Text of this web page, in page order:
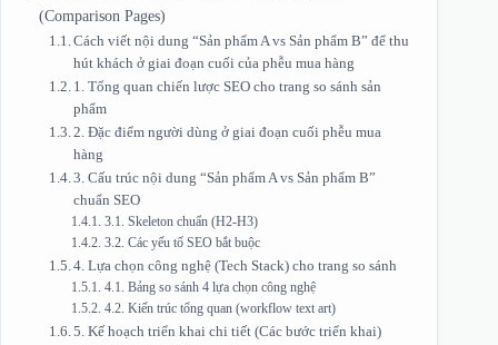
(Comparison Pages)
Cách viết nội dung “Sản phẩm A vs Sản phẩm B” để thu
hút khách ở giai đoạn cuối của phễu mua hàng
1. Tổng quan chiến lược SEO cho trang so sánh sản
phẩm
2. Đặc điểm người dùng ở giai đoạn cuối phễu mua
hàng
3. Cấu trúc nội dung “Sản phẩm A vs Sản phẩm B”
chuẩn SEO
3.1. Skeleton chuẩn (H2‑H3)
3.2. Các yếu tố SEO bắt buộc
4. Lựa chọn công nghệ (Tech Stack) cho trang so sánh
4.1. Bảng so sánh 4 lựa chọn công nghệ
4.2. Kiến trúc tổng quan (workflow text art)
5. Kế hoạch triển khai chi tiết (Các bước triển khai)